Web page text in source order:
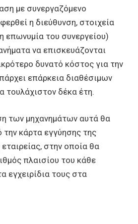
με συνεργαζόμενο
η διεύθυνση, στοιχεία
επωνυμία του συνεργείου)
να επισκευάζονται
δυνατό κόστος για την
επάρκεια διαθέσιμων
τουλάχιστον δέκα έτη.
των μηχανημάτων αυτά θα
την κάρτα εγγύησης της
στην οποία θα
πλαισίου του κάθε
εγχειρίδια τους στα